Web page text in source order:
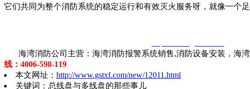
它们共同为整个消防系统的稳定运行和有效灭火服务呀，就像一个
海湾消防公司主营：海湾消防报警系统销售,消防设备安装，海湾
线：4006-598-119
本文网址： http://www.gstxf.com/new/12011.html
关键词：总线盘与多线盘的那些事儿